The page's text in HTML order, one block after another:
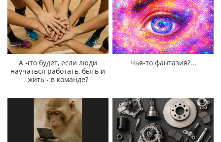
А что будет, если люди
научаться работать, быть и
жить - в команде?
Чья-то фантазия?...